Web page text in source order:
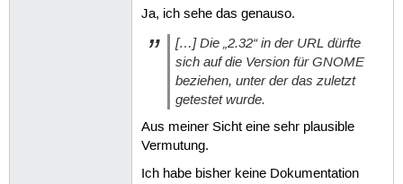
Ja, ich sehe das genauso.
[…] Die „2.32“ in der URL dürfte
sich auf die Version für GNOME
beziehen, unter der das zuletzt
getestet wurde.
Aus meiner Sicht eine sehr plausible
Vermutung.
Ich habe bisher keine Dokumentation